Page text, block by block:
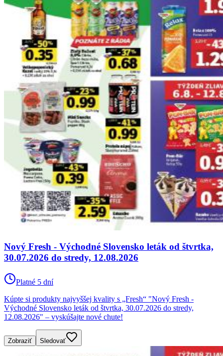
Nový Fresh - Východné Slovensko leták od štvrtka,
30.07.2026 do stredy, 12.08.2026
Platné 5 dní
Kúpte si produkty najvyššej kvality s „Fresh“ "Nový Fresh -
Východné Slovensko leták od štvrtka, 30.07.2026 do stredy,
12.08.2026" – vyskúšajte nové chute!
Zobraziť Sledovať